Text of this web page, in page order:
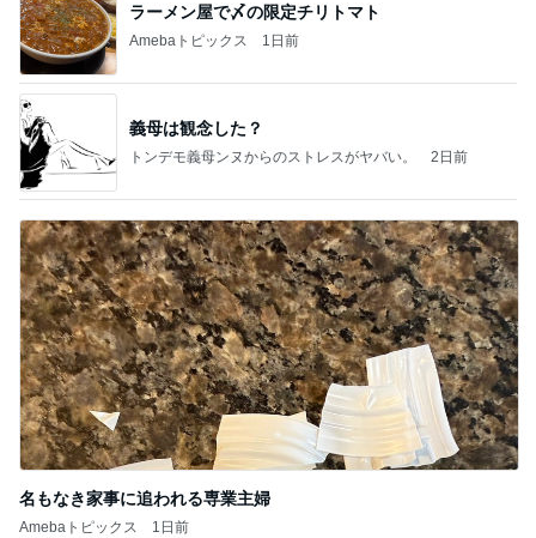
ラーメン屋で〆の限定チリトマト
Amebaトピックス 1日前
義母は観念した？
トンデモ義母ンヌからのストレスがヤバい。 2日前
名もなき家事に追われる専業主婦
Amebaトピックス 1日前